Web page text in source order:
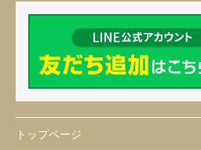
トップページ